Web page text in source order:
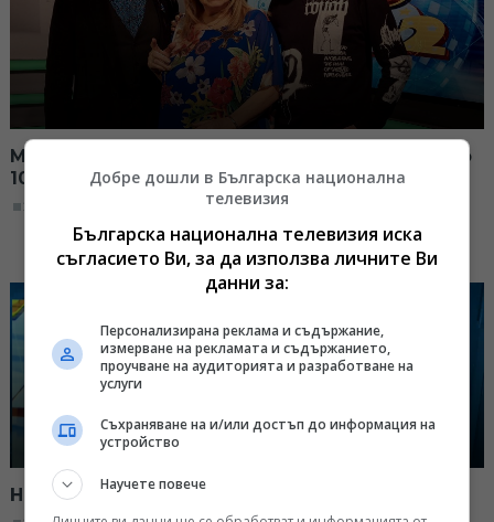
Маргарита Хранова и Симеон Владов в "Ново
10+2"
22:00, 14.12.2025
Наталия Тенева в "Ново 10+2"
Добре дошли в Българска национална
телевизия
Българска национална телевизия иска
съгласието Ви, за да използва личните Ви
данни за:
Персонализирана реклама и съдържание,
измерване на рекламата и съдържанието,
проучване на аудиторията и разработване на
услуги
Съхраняване на и/или достъп до информация на
устройство
Научете повече